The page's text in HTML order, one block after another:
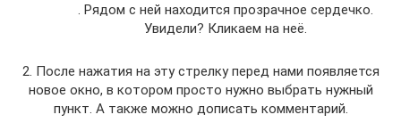
. Рядом с ней находится прозрачное сердечко.
Увидели? Кликаем на неё.
2. После нажатия на эту стрелку перед нами появляется
новое окно, в котором просто нужно выбрать нужный
пункт. А также можно дописать комментарий.